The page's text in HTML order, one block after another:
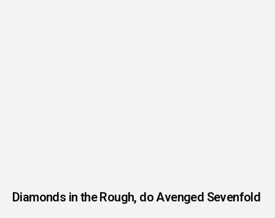
Diamonds in the Rough, do Avenged Sevenfold